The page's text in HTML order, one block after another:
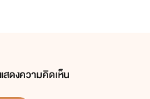
สดงความคิดเห็น